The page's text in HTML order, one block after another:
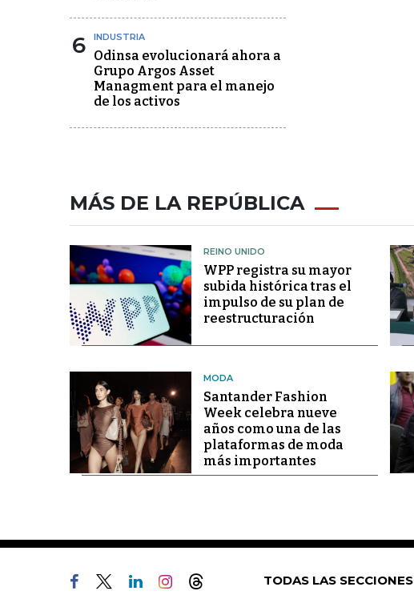
6 INDUSTRIA
Odinsa evolucionará ahora a
Grupo Argos Asset
Managment para el manejo
de los activos
MÁS DE LA REPÚBLICA
REINO UNIDO
WPP registra su mayor
subida histórica tras el
impulso de su plan de
reestructuración
MODA
Santander Fashion
Week celebra nueve
años como una de las
plataformas de moda
más importantes
TODAS LAS SECCIONES